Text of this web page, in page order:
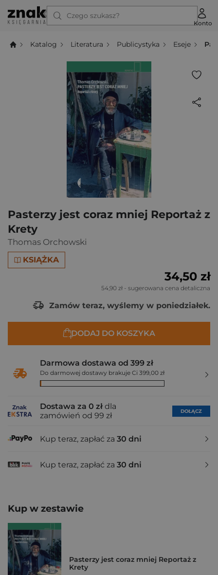
Czego szukasz?
Konto
Katalog Literatura Publicystyka Eseje
Pasterzy jest coraz mniej Reportaż z
Krety
Thomas Orchowski
KSIĄŻKA
34,50 zł
54,90 zł - sugerowana cena detaliczna
Zamów teraz, wyślemy w poniedziałek.
DODAJ DO KOSZYKA
Darmowa dostawa od 399 zł
Do darmowej dostawy brakuje Ci 399,00 zł
Dostawa za 0 zł dla
zamówień od 99 zł
DOŁĄCZ
Kup teraz, zapłać za 30 dni
Kup teraz, zapłać za 30 dni
Kup w zestawie
Pasterzy jest coraz mniej Reportaż z
Krety